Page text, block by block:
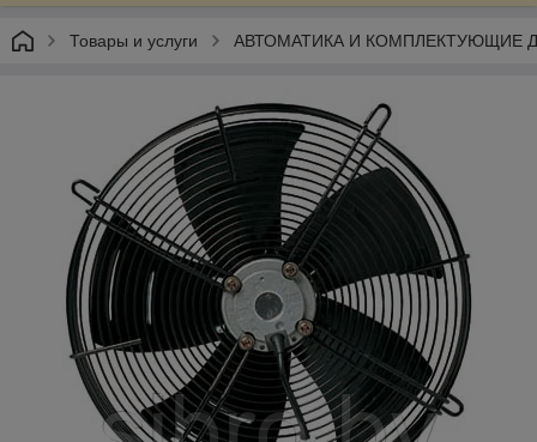
Товары и услуги АВТОМАТИКА И КОМПЛЕКТУЮЩИЕ